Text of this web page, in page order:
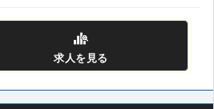
求人を見る